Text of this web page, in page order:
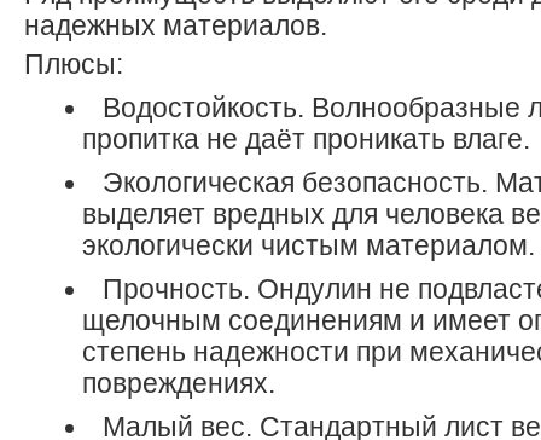
надежных материалов.
Плюсы:
Водостойкость. Волнообразные
пропитка не даёт проникать влаге.
Экологическая безопасность.
выделяет вредных для человека
экологически чистым материалом.
Прочность. Ондулин не
щелочным соединениям и имеет
степень надежности при
повреждениях.
Малый вес. Стандартный лист